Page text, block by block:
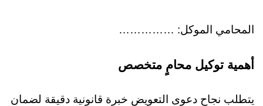
المحامي الموكل: ……………
أهمية توكيل محامٍ متخصص
يتطلب نجاح دعوى التعويض خبرة قانونية دقيقة لضمان